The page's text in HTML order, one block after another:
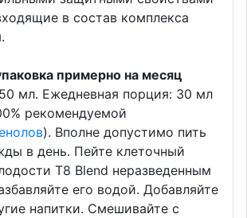
в состав комплекса
примерно на месяц
мл. Ежедневная порция: 30 мл
рекомендуемой
). Вполне допустимо пить
в день. Пейте клеточный
Т8 Blend неразведенным
его водой. Добавляйте
напитки. Смешивайте с